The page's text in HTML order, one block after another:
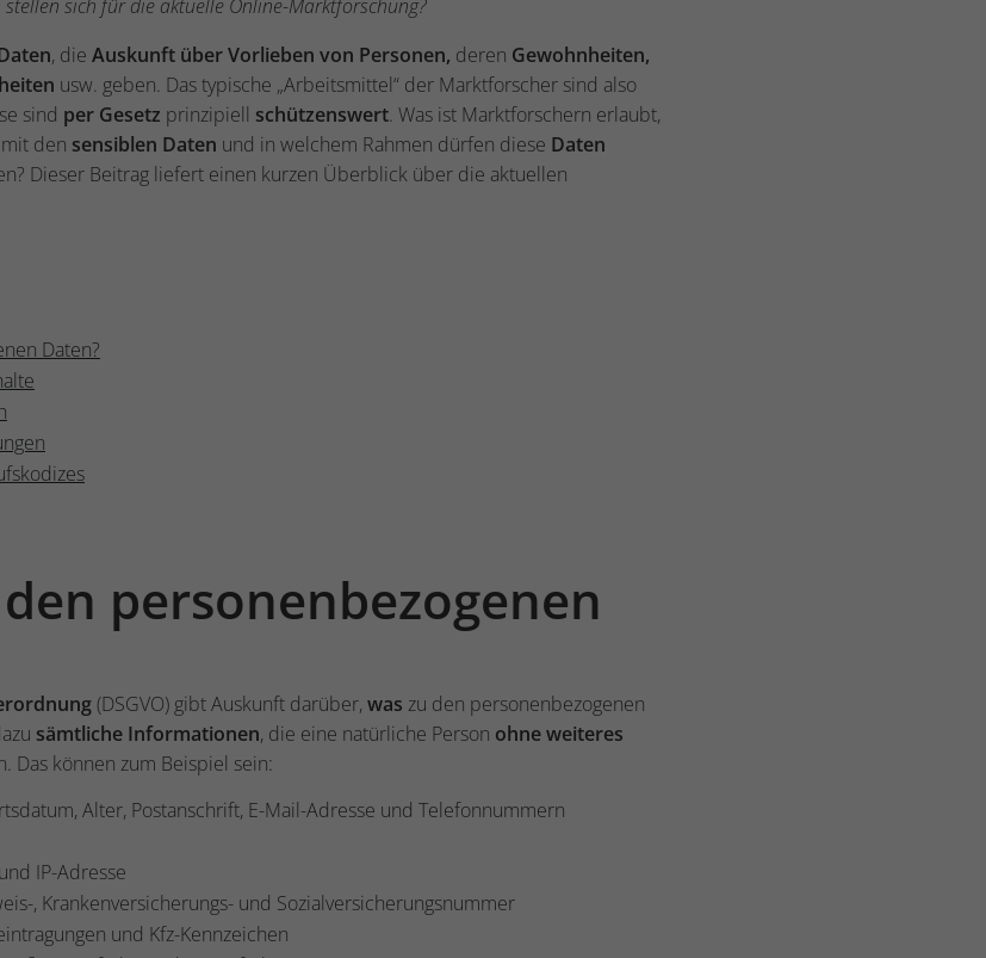
sich für die aktuelle Online-Marktforschung?
, die Auskunft über Vorlieben von Personen, deren Gewohnheiten,
usw. geben. Das typische „Arbeitsmittel“ der Marktforscher sind also
sind per Gesetz prinzipiell schützenswert. Was ist Marktforschern erlaubt,
den sensiblen Daten und in welchem Rahmen dürfen diese Daten
Dieser Beitrag liefert einen kurzen Überblick über die aktuellen
Daten?
personenbezogenen
(DSGVO) gibt Auskunft darüber,was zu den personenbezogenen
sämtliche Informationen, die eine natürliche Person ohne weiteres
Das können zum Beispiel sein:
Alter, Postanschrift, E-Mail-Adresse und Telefonnummern
IP-Adresse
, Krankenversicherungs- und Sozialversicherungsnummer
und Kfz-Kennzeichen